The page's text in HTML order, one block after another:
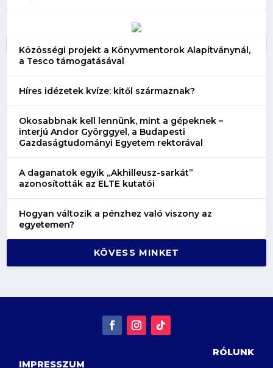
Közösségi projekt a Könyvmentorok Alapítványnál,
a Tesco támogatásával
Híres idézetek kvíze: kitől származnak?
Okosabbnak kell lennünk, mint a gépeknek –
interjú Andor Györggyel, a Budapesti
Gazdaságtudományi Egyetem rektorával
A daganatok egyik „Akhilleusz-sarkát”
azonosították az ELTE kutatói
Hogyan változik a pénzhez való viszony az
egyetemen?
KÖVESS MINKET
RÓLUNK
IMPRESSZUM